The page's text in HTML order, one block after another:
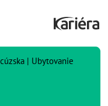
| Ubytovanie